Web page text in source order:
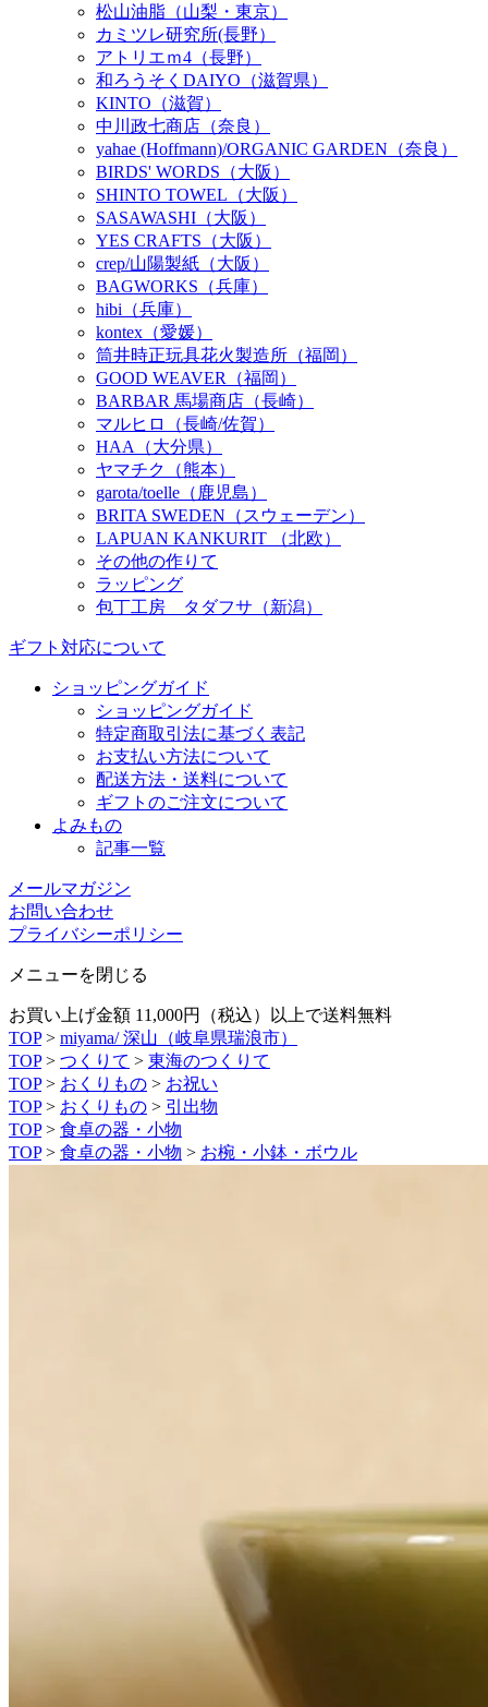
松山油脂（山梨・東京）
カミツレ研究所(長野）
アトリエｍ4（長野）
和ろうそくDAIYO（滋賀県）
KINTO（滋賀）
中川政七商店（奈良）
yahae (Hoffmann)/ORGANIC GARDEN（奈良）
BIRDS' WORDS（大阪）
SHINTO TOWEL（大阪）
SASAWASHI（大阪）
YES CRAFTS（大阪）
crep/山陽製紙（大阪）
BAGWORKS（兵庫）
hibi（兵庫）
kontex（愛媛）
筒井時正玩具花火製造所（福岡）
GOOD WEAVER（福岡）
BARBAR 馬場商店（長崎）
マルヒロ（長崎/佐賀）
HAA（大分県）
ヤマチク（熊本）
garota/toelle（鹿児島）
BRITA SWEDEN（スウェーデン）
LAPUAN KANKURIT （北欧）
その他の作りて
ラッピング
包丁工房 タダフサ（新潟）
ギフト対応について
ショッピングガイド
ショッピングガイド
特定商取引法に基づく表記
お支払い方法について
配送方法・送料について
ギフトのご注文について
よみもの
記事一覧
メールマガジン
お問い合わせ
プライバシーポリシー
メニューを閉じる
お買い上げ金額 11,000円（税込）以上で送料無料
TOP> miyama/ 深山（岐阜県瑞浪市）
TOP > つくりて > 東海のつくりて
TOP > おくりもの > お祝い
TOP > おくりもの > 引出物
TOP > 食卓の器・小物
TOP > 食卓の器・小物 > お椀・小鉢・ボウル